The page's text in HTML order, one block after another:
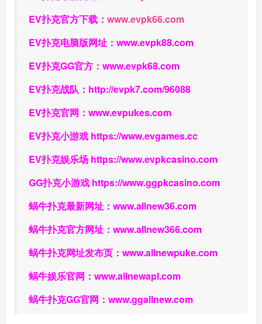
EV扑克官方下载： www.evpk66.com
EV扑克电脑版网址： www.evpk88.com
EV扑克GG官方： www.evpk68.com
EV扑克战队： http://evpk7.com/96088
EV扑克官网： www.evpukes.com
EV扑克小游戏 https://www.evgames.cc
EV扑克娱乐场 https://www.evpkcasino.com
GG扑克小游戏 https://www.ggpkcasino.com
蜗牛扑克最新网址： www.allnew36.com
蜗牛扑克官方网址： www.allnew366.com
蜗牛扑克网址发布页： www.allnewpuke.com
蜗牛娱乐官网： www.allnewapl.com
蜗牛扑克GG官网： www.ggallnew.com